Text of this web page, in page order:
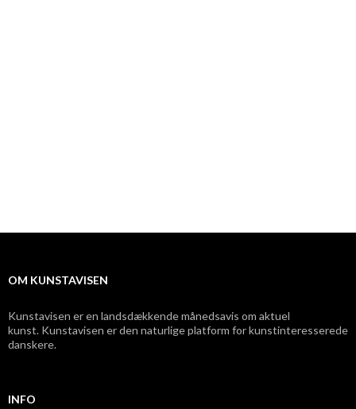
OM KUNSTAVISEN
Kunstavisen er en landsdækkende månedsavis om aktuel
kunst. Kunstavisen er den naturlige platform for kunstinteresserede
danskere.
INFO